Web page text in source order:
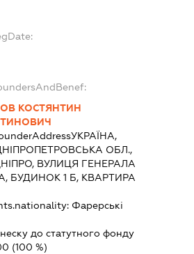
КОСТЯНТИН
УКРАЇНА,
ОБЛ.,
ВУЛИЦЯ ГЕНЕРАЛА
БУДИНОК 1 Б, КВАРТИРА
Фарерські
до статутного фонду
(100 %)